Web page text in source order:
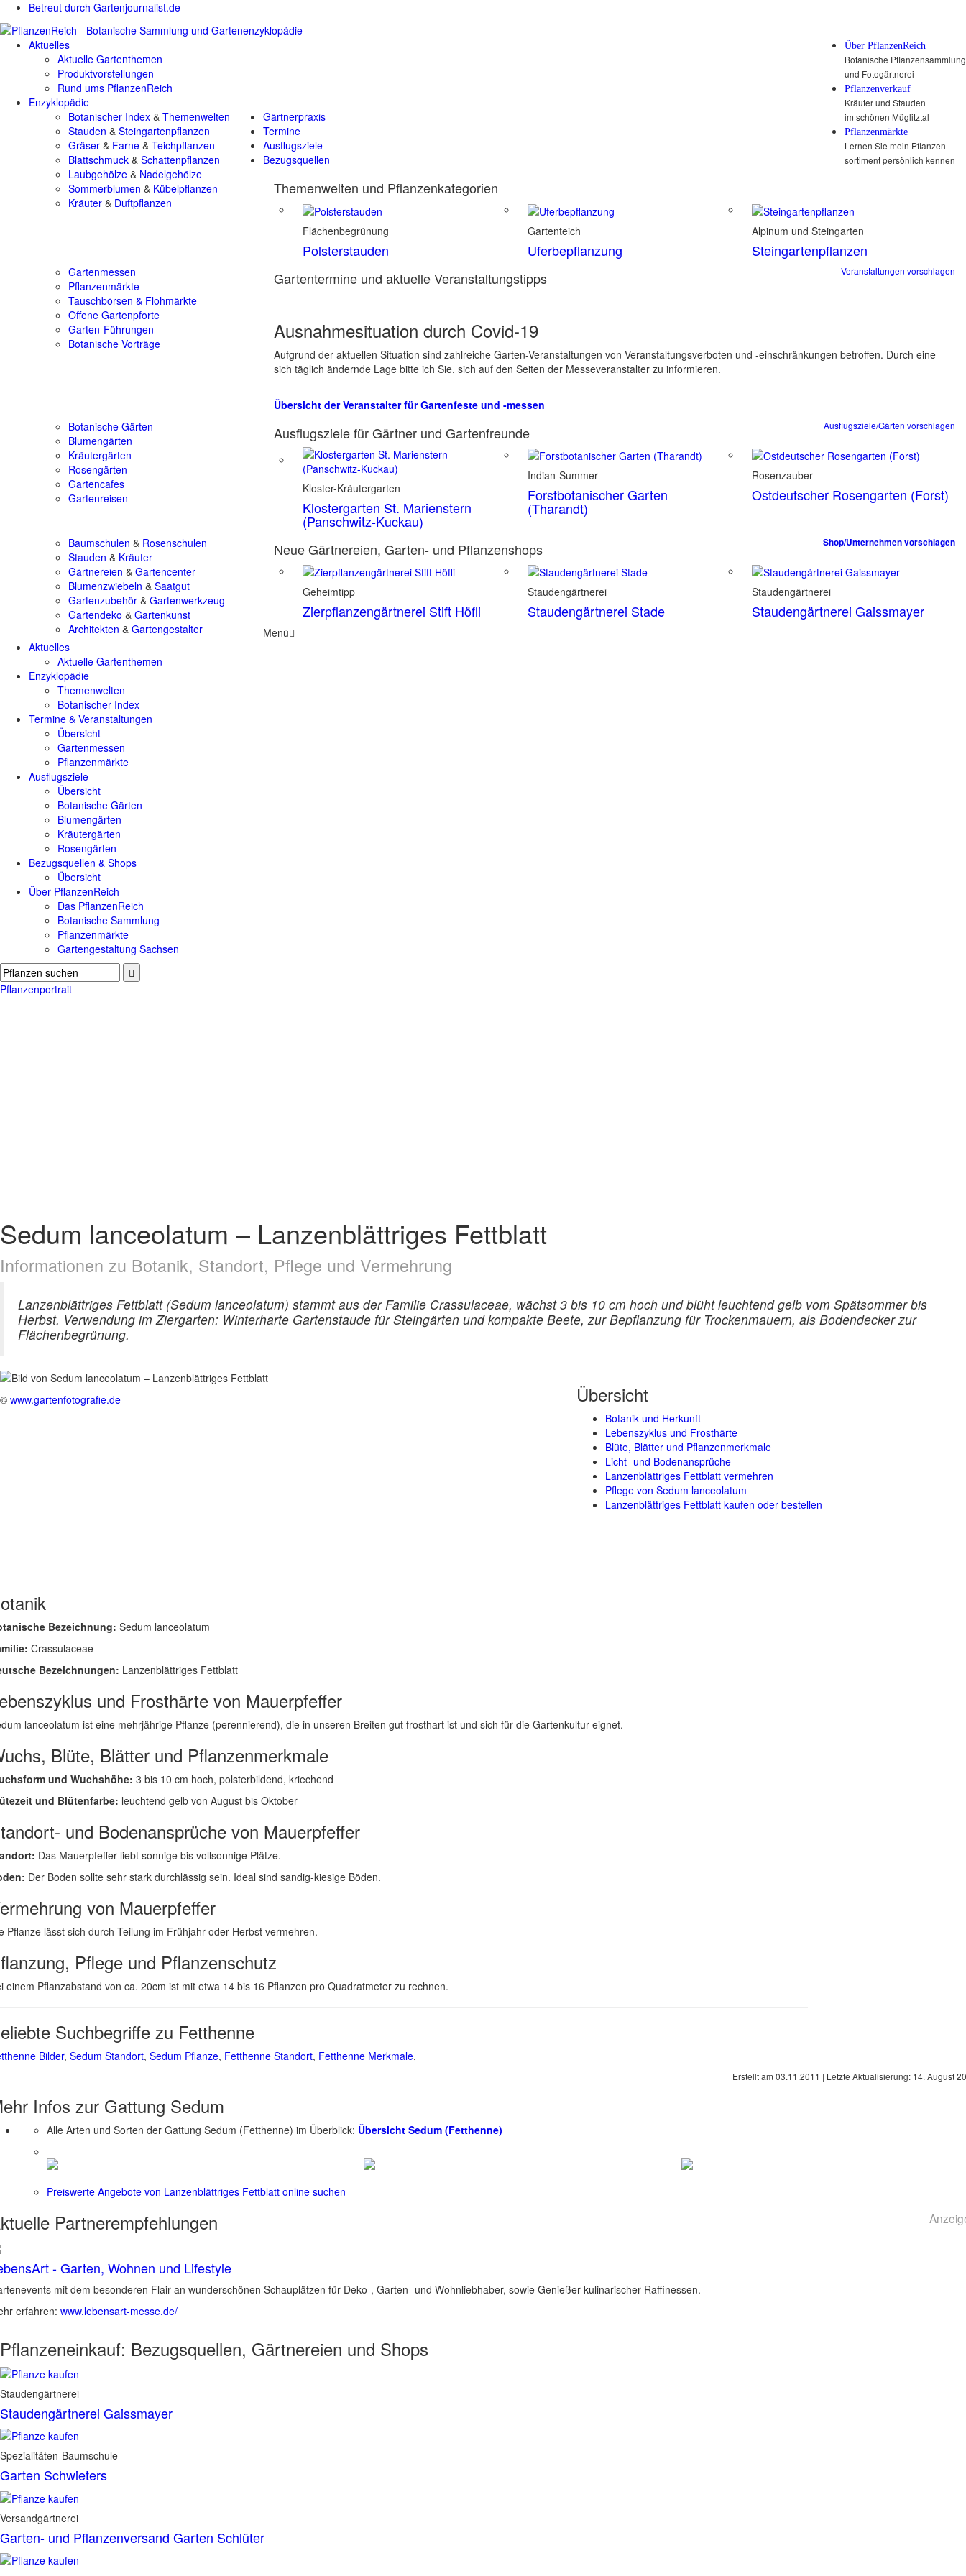
Betreut durch Gartenjournalist.de
Über PflanzenReich
Botanische Pflanzensammlung
und Fotogärtnerei
Pflanzenverkauf
Kräuter und Stauden
im schönen Müglitztal
Pflanzenmärkte
Lernen Sie mein Pflanzen-
sortiment persönlich kennen
Aktuelles
Aktuelle Gartenthemen
Produktvorstellungen
Rund ums PflanzenReich
Enzyklopädie
Botanischer Index & Themenwelten
Stauden & Steingartenpflanzen
Gräser & Farne & Teichpflanzen
Blattschmuck & Schattenpflanzen
Laubgehölze & Nadelgehölze
Sommerblumen & Kübelpflanzen
Kräuter & Duftpflanzen
Themenwelten und Pflanzenkategorien
Flächenbegrünung
Polsterstauden
Gartenteich
Uferbepflanzung
Alpinum und Steingarten
Steingartenpflanzen
Gärtnerpraxis
Termine
Gartenmessen
Pflanzenmärkte
Tauschbörsen & Flohmärkte
Offene Gartenpforte
Garten-Führungen
Botanische Vorträge
Veranstaltungen vorschlagen
Gartentermine und aktuelle Veranstaltungstipps
Ausnahmesituation durch Covid-19
Aufgrund der aktuellen Situation sind zahlreiche Garten-Veranstaltungen von Veranstaltungsverboten und -einschränkungen betroffen. Durch eine
sich täglich ändernde Lage bitte ich Sie, sich auf den Seiten der Messeveranstalter zu informieren.
Übersicht der Veranstalter für Gartenfeste und -messen
Ausflugsziele
Botanische Gärten
Blumengärten
Kräutergärten
Rosengärten
Gartencafes
Gartenreisen
Ausflugsziele/Gärten vorschlagen
Ausflugsziele für Gärtner und Gartenfreunde
Kloster-Kräutergarten
Klostergarten St. Marienstern
(Panschwitz-Kuckau)
Indian-Summer
Forstbotanischer Garten
(Tharandt)
Rosenzauber
Ostdeutscher Rosengarten (Forst)
Bezugsquellen
Baumschulen & Rosenschulen
Stauden & Kräuter
Gärtnereien & Gartencenter
Blumenzwiebeln & Saatgut
Gartenzubehör & Gartenwerkzeug
Gartendeko & Gartenkunst
Architekten & Gartengestalter
Shop/Unternehmen vorschlagen
Neue Gärtnereien, Garten- und Pflanzenshops
Geheimtipp
Zierpflanzengärtnerei Stift Höfli
Staudengärtnerei
Staudengärtnerei Stade
Staudengärtnerei
Staudengärtnerei Gaissmayer
Menü
Aktuelles
Aktuelle Gartenthemen
Enzyklopädie
Themenwelten
Botanischer Index
Termine & Veranstaltungen
Übersicht
Gartenmessen
Pflanzenmärkte
Ausflugsziele
Übersicht
Botanische Gärten
Blumengärten
Kräutergärten
Rosengärten
Bezugsquellen & Shops
Übersicht
Über PflanzenReich
Das PflanzenReich
Botanische Sammlung
Pflanzenmärkte
Gartengestaltung Sachsen
Pflanzenportrait
Sedum lanceolatum – Lanzenblättriges Fettblatt
Informationen zu Botanik, Standort, Pflege und Vermehrung
Lanzenblättriges Fettblatt (Sedum lanceolatum) stammt aus der Familie Crassulaceae, wächst 3 bis 10 cm hoch und blüht leuchtend gelb vom Spätsommer bis
Herbst. Verwendung im Ziergarten: Winterharte Gartenstaude für Steingärten und kompakte Beete, zur Bepflanzung für Trockenmauern, als Bodendecker zur
Flächenbegrünung.
© www.gartenfotografie.de Übersicht
Botanik und Herkunft
Lebenszyklus und Frosthärte
Blüte, Blätter und Pflanzenmerkmale
Licht- und Bodenansprüche
Lanzenblättriges Fettblatt vermehren
Pflege von Sedum lanceolatum
Lanzenblättriges Fettblatt kaufen oder bestellen
Bezeichnung: Sedum lanceolatum
Crassulaceae
Bezeichnungen: Lanzenblättriges Fettblatt
und Frosthärte von Mauerpfeffer
lanceolatum ist eine mehrjährige Pflanze (perennierend), die in unseren Breiten gut frosthart ist und sich für die Gartenkultur eignet.
Blüte, Blätter und Pflanzenmerkmale
und Wuchshöhe: 3 bis 10 cm hoch, polsterbildend, kriechend
und Blütenfarbe: leuchtend gelb von August bis Oktober
und Bodenansprüche von Mauerpfeffer
Das Mauerpfeffer liebt sonnige bis vollsonnige Plätze.
Der Boden sollte sehr stark durchlässig sein. Ideal sind sandig-kiesige Böden.
von Mauerpfeffer
Pflanze lässt sich durch Teilung im Frühjahr oder Herbst vermehren.
Pflege und Pflanzenschutz
einem Pflanzabstand von ca. 20cm ist mit etwa 14 bis 16 Pflanzen pro Quadratmeter zu rechnen.
Suchbegriffe zu Fetthenne
Bilder, Sedum Standort, Sedum Pflanze, Fetthenne Standort, Fetthenne Merkmale,
Erstellt am 03.11.2011 | Letzte Aktualisierung: 14. August
Infos zur Gattung Sedum
Alle Arten und Sorten der Gattung Sedum (Fetthenne) im Überblick: Übersicht Sedum (Fetthenne)
Preiswerte Angebote von Lanzenblättriges Fettblatt online suchen
Partnerempfehlungen
- Garten, Wohnen und Lifestyle
mit dem besonderen Flair an wunderschönen Schauplätzen für Deko-, Garten- und Wohnliebhaber, sowie Genießer kulinarischer Raffinessen.
erfahren: www.lebensart-messe.de/
Pflanzeneinkauf: Bezugsquellen, Gärtnereien und Shops
Staudengärtnerei
Staudengärtnerei Gaissmayer
Spezialitäten-Baumschule
Garten Schwieters
Versandgärtnerei
Garten- und Pflanzenversand Garten Schlüter